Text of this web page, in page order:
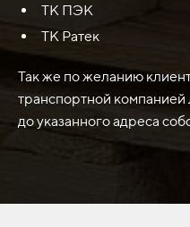
ТК ПЭК
ТК Ратек
Так же по желанию
транспортной компанией
до указанного адреса